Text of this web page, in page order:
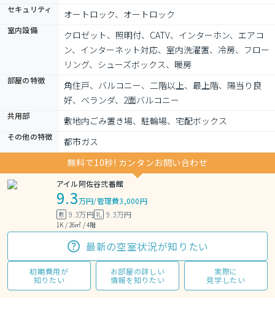
セキュリティ オートロック、オートロック
室内設備
クロゼット、照明付、CATV、インターホン、エアコ
ン、インターネット対応、室内洗濯置、冷房、フロー
リング、シューズボックス、暖房
部屋の特徴
角住戸、バルコニー、二階以上、最上階、陽当り良
好、ベランダ、2面バルコニー
共用部 敷地内ごみ置き場、駐輪場、宅配ボックス
その他の特徴
都市ガス
無料で10秒! カンタンお問い合わせ
アイル阿佐谷弐番館
9.3万円/管理費3,000円
敷 9.3万円礼 9.3万円
1K / 26㎡ / 4階
最新の空室状況が知りたい
初期費用が
知りたい
お部屋の詳しい
情報を知りたい
実際に
見学したい